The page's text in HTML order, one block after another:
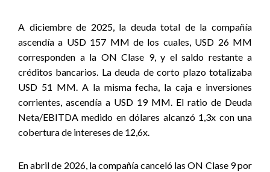
A diciembre de 2025, la deuda total de la compañía
ascendía a USD 157 MM de los cuales, USD 26 MM
corresponden a la ON Clase 9, y el saldo restante a
créditos bancarios. La deuda de corto plazo totalizaba
USD 51 MM. A la misma fecha, la caja e inversiones
corrientes, ascendía a USD 19 MM. El ratio de Deuda
Neta/EBITDA medido en dólares alcanzó 1,3x con una
cobertura de intereses de 12,6x.
En abril de 2026, la compañía canceló las ON Clase 9 por